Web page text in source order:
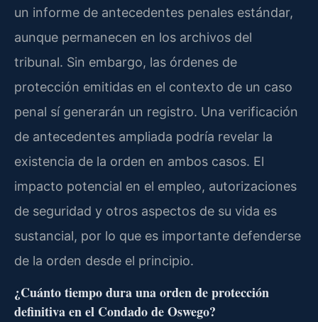
un informe de antecedentes penales estándar,
aunque permanecen en los archivos del
tribunal. Sin embargo, las órdenes de
protección emitidas en el contexto de un caso
penal sí generarán un registro. Una verificación
de antecedentes ampliada podría revelar la
existencia de la orden en ambos casos. El
impacto potencial en el empleo, autorizaciones
de seguridad y otros aspectos de su vida es
sustancial, por lo que es importante defenderse
de la orden desde el principio.
¿Cuánto tiempo dura una orden de protección
definitiva en el Condado de Oswego?